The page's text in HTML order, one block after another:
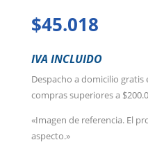
$45.018
IVA INCLUIDO
Despacho a domicilio
compras superiores a
«Imagen de referencia. El
aspecto.»